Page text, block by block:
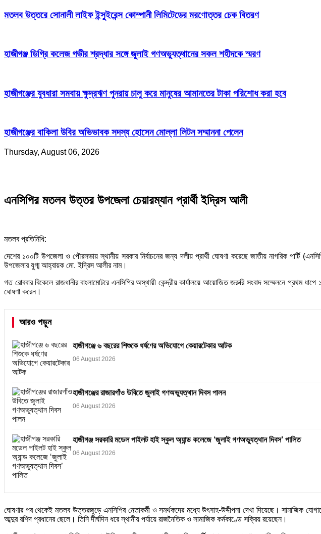
মতলব উত্তরে সোনালী লাইফ ইন্সুইরেন্স কোম্পানী লিমিটেডের মরণোত্তর চেক বিতরণ
হাজীগঞ্জ ডিগ্রি কলেজ গভীর শ্রদ্ধার সঙ্গে জুলাই গণঅভ্যুত্থানের সকল শহীদকে স্মরণ
হাজীগঞ্জের যুবধারা সমবায় ক্ষুদ্রঋণ পুনরায় চালু করে মানুষের আমানতের টাকা পরিশোধ করা হবে
হাজীগঞ্জের বাকিলা উবির অভিভাবক সদস্য হোসেন মোল্লা লিটন সম্মাননা পেলেন
Thursday, August 06, 2026
এনসিপির মতলব উত্তর উপজেলা চেয়ারম্যান প্রার্থী ইদ্রিস আলী
মতলব প্রতিনিধি:
দেশের ১০০টি উপজেলা ও পৌরসভায় স্থানীয় সরকার নির্বাচনের জন্য দলীয় প্রার্থী ঘোষণা করেছে জাতীয় নাগরিক পার্টি
উপজেলার যুগ্ম আহ্বায়ক মো. ইদ্রিস আলীর নাম।
গত রোববার বিকেলে রাজধানীর বাংলামোটরে এনসিপির অস্থায়ী কেন্দ্রীয় কার্যালয়ে আয়োজিত জরুরি সংবাদ সম্মেলনে প্রথম
ঘোষণা করেন।
আরও পড়ুন
হাজীগঞ্জে ৬ বছরের শিশুকে ধর্ষণের অভিযোগে কেয়ারটেকার আটক
06 August 2026
হাজীগঞ্জের রাজারগাঁও উবিতে জুলাই গণঅভ্যুত্থান দিবস পালন
06 August 2026
হাজীগঞ্জ সরকারি মডেল পাইলট হাই স্কুল অ্যান্ড কলেজে ‘জুলাই গণঅভ্যুত্থান দিবস’ পালিত
06 August 2026
ঘোষণার পর থেকেই মতলব উত্তরজুড়ে এনসিপির নেতাকর্মী ও সমর্থকদের মধ্যে উৎসাহ-উদ্দীপনা দেখা দিয়েছে। সামাজিক
আব্দুর রশিদ প্রধানের ছেলে। তিনি দীর্ঘদিন ধরে স্থানীয় পর্যায়ে রাজনৈতিক ও সামাজিক কর্মকাণ্ডে সক্রিয় রয়েছেন।